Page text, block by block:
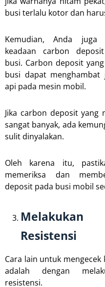
busi terlalu kotor dan
Kemudian, Anda juga
keadaan carbon
busi. Carbon deposit
busi dapat menghambat
api pada mesin mobil.
Jika carbon deposit yang
sangat banyak, ada
sulit dinyalakan.
Oleh karena itu,
memeriksa dan
deposit pada busi mobil
Melakukan
Resistensi
Cara lain untuk
adalah dengan
resistensi.